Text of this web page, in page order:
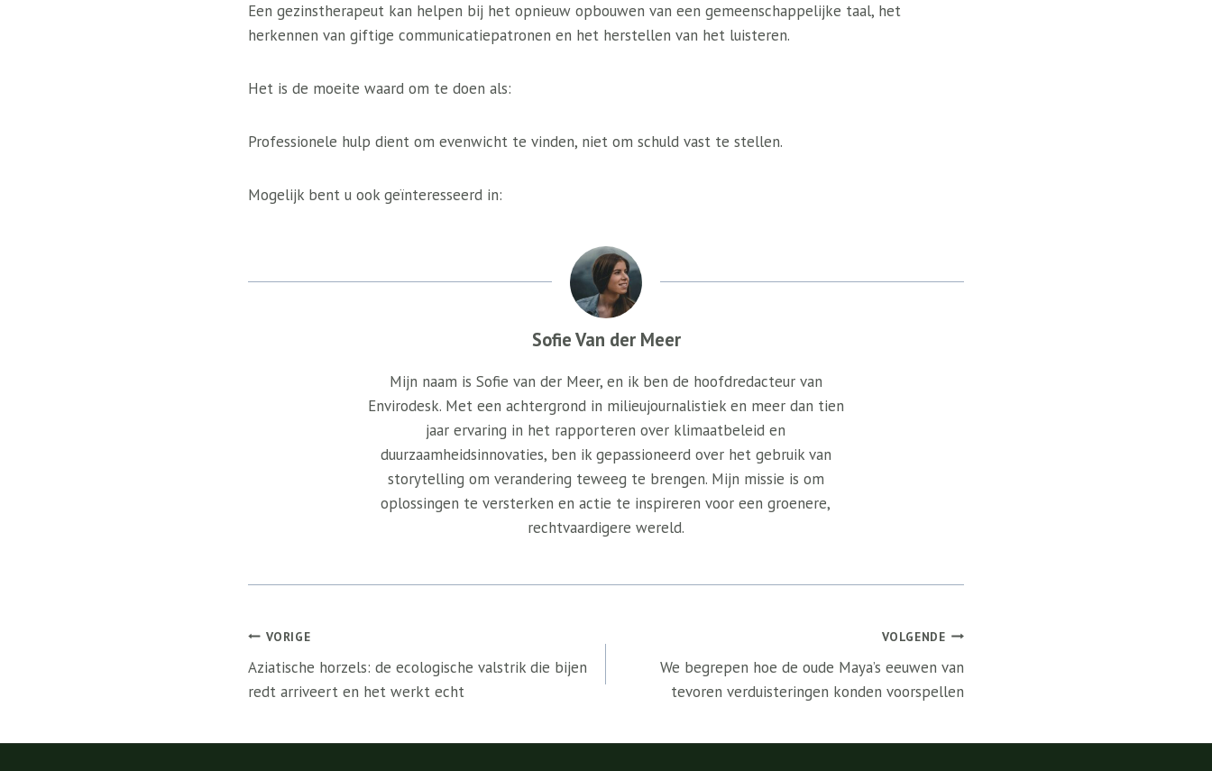
Een gezinstherapeut kan helpen bij het opnieuw opbouwen van een gemeenschappelijke taal, het
herkennen van giftige communicatiepatronen en het herstellen van het luisteren.
Het is de moeite waard om te doen als:
Professionele hulp dient om evenwicht te vinden, niet om schuld vast te stellen.
Mogelijk bent u ook geïnteresseerd in:
Sofie Van der Meer
Mijn naam is Sofie van der Meer, en ik ben de hoofdredacteur van
Envirodesk. Met een achtergrond in milieujournalistiek en meer dan tien
jaar ervaring in het rapporteren over klimaatbeleid en
duurzaamheidsinnovaties, ben ik gepassioneerd over het gebruik van
storytelling om verandering teweeg te brengen. Mijn missie is om
oplossingen te versterken en actie te inspireren voor een groenere,
rechtvaardigere wereld.
Bericht
navigatie
VORIGE
Aziatische horzels: de ecologische valstrik die bijen
redt arriveert en het werkt echt
VOLGENDE
We begrepen hoe de oude Maya’s eeuwen van
tevoren verduisteringen konden voorspellen